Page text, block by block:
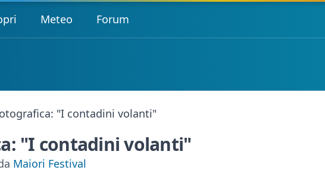
Meteo Forum
"I contadini volanti"
"I contadini volanti"
Maiori Festival